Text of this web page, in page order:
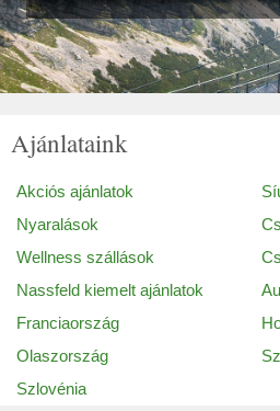
Ajánlataink
Akciós ajánlatok
Nyaralások
Wellness szállások
Nassfeld kiemelt ajánlatok
Franciaország
Olaszország
Szlovénia